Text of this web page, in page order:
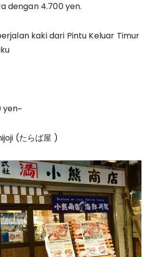
dengan 4.700 yen.
kaki dari Pintu Keluar Timur
yen~
(たらば屋 )